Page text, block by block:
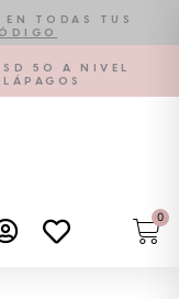
TODAS TUS
50 A NIVEL
0